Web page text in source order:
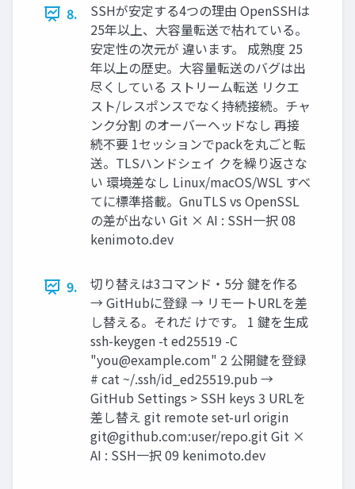
8.
SSHが安定する4つの理由 OpenSSHは
25年以上、大容量転送で枯れている。
安定性の次元が 違います。 成熟度 25
年以上の歴史。大容量転送のバグは出
尽くしている ストリーム転送 リクエ
スト/レスポンスでなく持続接続。チャ
ンク分割 のオーバーヘッドなし 再接
続不要 1セッションでpackを丸ごと転
送。TLSハンドシェイ クを繰り返さな
い 環境差なし Linux/macOS/WSL すべ
てに標準搭載。GnuTLS vs OpenSSL
の差が出ない Git × AI : SSH一択 08
kenimoto.dev
9.
切り替えは3コマンド・5分 鍵を作る
→ GitHubに登録 → リモートURLを差
し替える。それだ けです。 1 鍵を生成
ssh-keygen -t ed25519 -C
"you@example.com" 2 公開鍵を登録
# cat ~/.ssh/id_ed25519.pub →
GitHub Settings > SSH keys 3 URLを
差し替え git remote set-url origin
git@github.com:user/repo.git Git ×
AI : SSH一択 09 kenimoto.dev